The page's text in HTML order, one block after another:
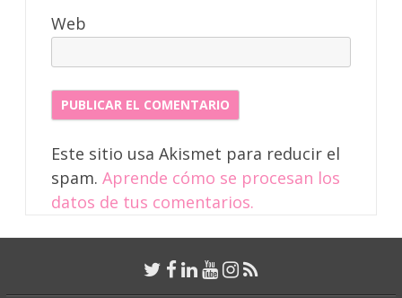
Web
Este sitio usa Akismet para reducir el
spam. Aprende cómo se procesan los
datos de tus comentarios.